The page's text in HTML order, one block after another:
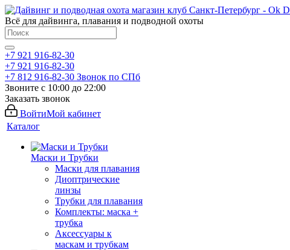
Всё для дайвинга, плавания и подводной охоты
+7 921 916-82-30
+7 921 916-82-30
+7 812 916-82-30 Звонок по СПб
Звоните с 10:00 до 22:00
Заказать звонок
ВойтиМой кабинет
Каталог
Маски и Трубки
Маски для плавания
Диоптрические
линзы
Трубки для плавания
Комплекты: маска +
трубка
Аксессуары к
маскам и трубкам